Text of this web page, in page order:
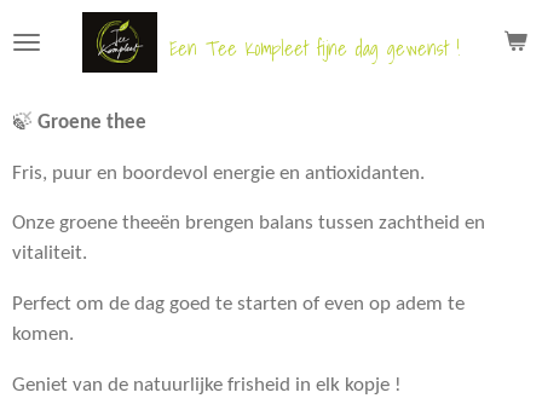
direct
de
Een Tee Kompleet fijne dag gewenst !
🍃 Groene thee
Fris, puur en boordevol energie en antioxidanten.
Onze groene theeën brengen balans tussen zachtheid en
vitaliteit.
Perfect om de dag goed te starten of even op adem te
komen.
Geniet van de natuurlijke frisheid in elk kopje !